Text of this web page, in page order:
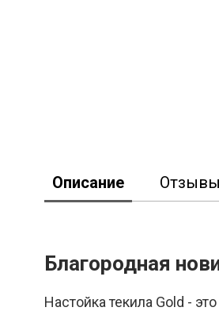
Описание Отзывы
Благородная
Настойка текила Gold -